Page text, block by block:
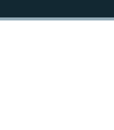
КАЛЯНДАР
НА ХВАЛЯХ СВАБОДЫ